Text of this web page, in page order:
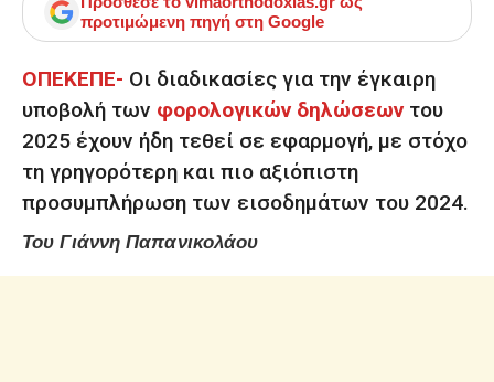
προτιμώμενη πηγή στη Google
ΟΠΕΚΕΠΕ- Οι διαδικασίες για την έγκαιρη
υποβολή των φορολογικών δηλώσεων του
2025 έχουν ήδη τεθεί σε εφαρμογή, με στόχο
τη γρηγορότερη και πιο αξιόπιστη
προσυμπλήρωση των εισοδημάτων του 2024.
Του Γιάννη Παπανικολάου